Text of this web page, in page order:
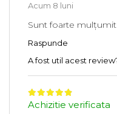
Acum 8 luni
Sunt foarte mulțumit
Raspunde
A fost util acest
Achizitie verificata